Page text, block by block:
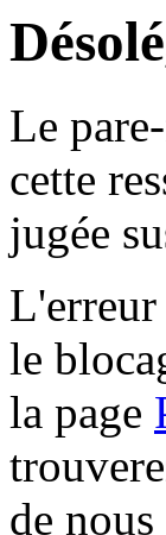
Le
cette
jugée
L'erreur
le
la page
de